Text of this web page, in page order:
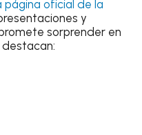
página oficial de la
y
sorprender en
destacan: